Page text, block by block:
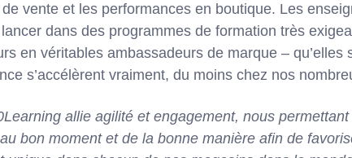
vente et les performances en boutique. Les
dans des programmes de formation très
en véritables ambassadeurs de marque – qu’elles
s’accélèrent vraiment, du moins chez nos
allie agilité et engagement, nous permettant
bon moment et de la bonne manière afin de